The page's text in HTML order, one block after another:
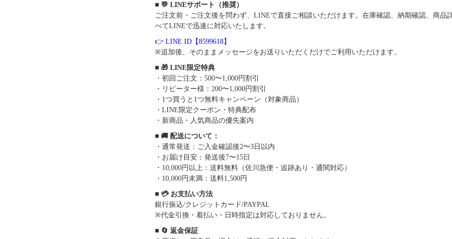
■ 💬 LINEサポート（推奨）
ご注文前・ご注文後を問わず、LINEで直接ご相談いただけます。在庫確認、納期確認、商品
べてLINEで迅速に対応いたします。
👉 LINE ID【8599618】
※追加後、そのままメッセージをお送りいただくだけでご利用いただけます。
■ 🎁 LINE限定特典
・初回ご注文：500〜1,000円割引
・リピーター様：200〜1,000円割引
・1つ買うと1つ無料キャンペーン（対象商品）
・LINE限定クーポン・特典配布
・新商品・人気商品の優先案内
■ 🚚 配送について：
・通常発送：ご入金確認後2〜3日以内
・お届け目安：発送後7〜15日
・10,000円以上：送料無料（佐川急便・追跡あり・通関対応）
・10,000円未満：送料1,500円
■ 💳 お支払い方法
銀行振込/クレジットカード/PAYPAL
※代金引換・着払い・日時指定は対応しておりません。
■ 🔄 返金保証